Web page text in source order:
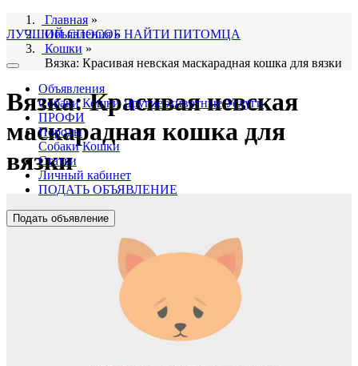
ЛУЧШИЙ СПОСОБ НАЙТИ ПИТОМЦА
Объявления
Собаки Кошки Другие животные Услуги
ПРОФИ
Породы
Собаки Кошки
Статьи
Личный кабинет
ПОДАТЬ ОБЪЯВЛЕНИЕ
Подать объявление
Главная »
Объявления»
Кошки »
Вязка: Красивая невская маскарадная кошка для вязки
Вязка: Красивая невская
маскарадная кошка для
вязки